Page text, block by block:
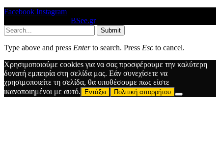
Facebook Instagram
BSee.gr.
Submit
Type above and press Enterto search. Press Esc to cancel.
Χρησιμοποιούμε cookies για να σας προσφέρουμε την καλύτερη
δυνατή εμπειρία στη σελίδα μας. Εάν συνεχίσετε να
χρησιμοποιείτε τη σελίδα, θα υποθέσουμε πως είστε
ικανοποιημένοι με αυτό.
Εντάξει Πολιτική απορρήτου